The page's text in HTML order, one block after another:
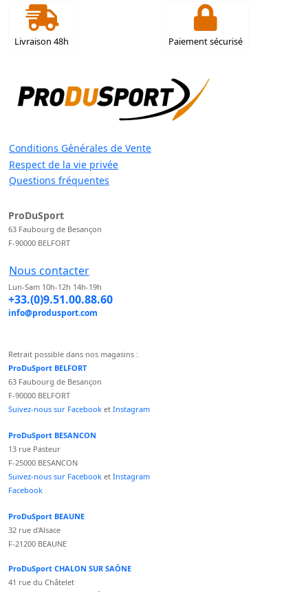
Livraison 48h Paiement sécurisé
Conditions Générales de Vente
Respect de la vie privée
Questions fréquentes
ProDuSport
63 Faubourg de Besançon
F-90000 BELFORT
Nous contacter
Lun-Sam 10h-12h 14h-19h
+33.(0)9.51.00.88.60
info@produsport.com
Retrait possible dans nos magasins :
ProDuSport BELFORT
63 Faubourg de Besançon
F-90000 BELFORT
Suivez-nous sur Facebook et Instagram
ProDuSport BESANCON
13 rue Pasteur
F-25000 BESANCON
Suivez-nous sur Facebook et Instagram
Facebook
ProDuSport BEAUNE
32 rue d'Alsace
F-21200 BEAUNE
ProDuSport CHALON SUR SAÔNE
41 rue du Châtelet